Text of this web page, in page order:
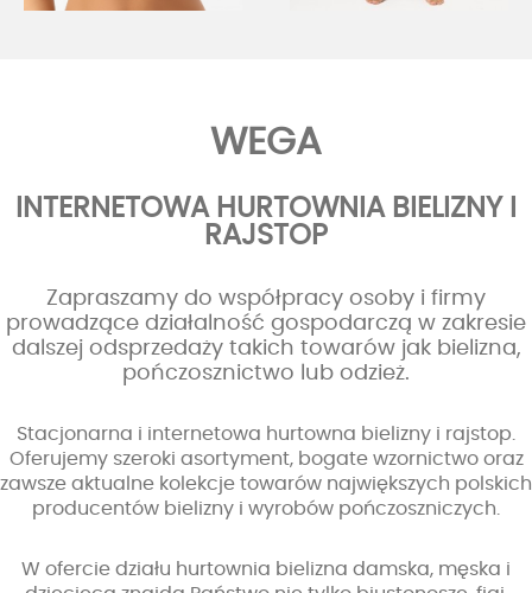
WEGA
INTERNETOWA HURTOWNIA BIELIZNY I
RAJSTOP
Zapraszamy do współpracy osoby i firmy
prowadzące działalność gospodarczą w zakresie
dalszej odsprzedaży takich towarów jak bielizna,
pończosznictwo lub odzież.
Stacjonarna i internetowa hurtowna bielizny i rajstop.
Oferujemy szeroki asortyment, bogate wzornictwo oraz
zawsze aktualne kolekcje towarów największych polskich
producentów bielizny i wyrobów pończoszniczych.
W ofercie działu hurtownia bielizna damska, męska i